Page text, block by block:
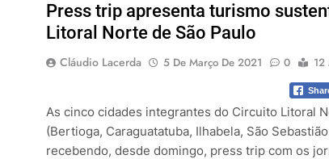
Press trip apresenta turismo
Litoral Norte de São Paulo
Cláudio Lacerda 5 De Março De 2021 0 12
As cinco cidades integrantes do Circuito Litoral
(Bertioga, Caraguatatuba, Ilhabela, São
recebendo, desde domingo, press trip com os